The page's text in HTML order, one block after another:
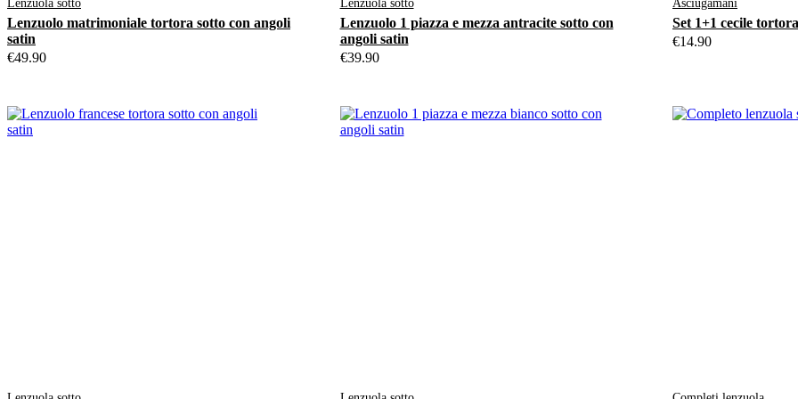
Lenzuola sotto
Lenzuolo matrimoniale tortora sotto con angoli
satin
€49.90
Lenzuola sotto
Lenzuolo 1 piazza e mezza antracite sotto con
angoli satin
€39.90
Asciugamani
Set 1+1 cecile tortora
€14.90